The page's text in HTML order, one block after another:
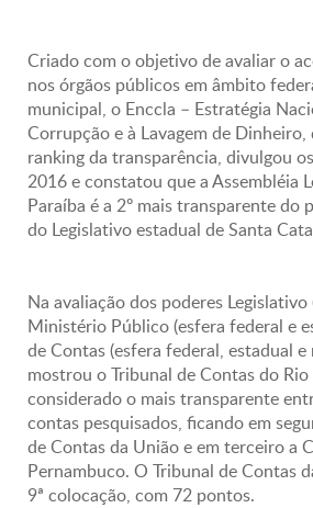
Criado com o objetivo de avaliar o
nos órgãos públicos em âmbito
municipal, o Enccla – Estratégia
Corrupção e à Lavagem de
ranking da transparência, divulgou
2016 e constatou que a Assembléia
Paraíba é a 2º mais transparente do
do Legislativo estadual de Santa
Na avaliação dos poderes Legislativo
Ministério Público (esfera federal e
de Contas (esfera federal, estadual
mostrou o Tribunal de Contas do
considerado o mais transparente
contas pesquisados, ficando em
de Contas da União e em terceiro a
Pernambuco. O Tribunal de Contas
9ª colocação, com 72 pontos.